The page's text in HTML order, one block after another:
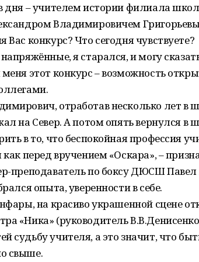
дня – учителем истории филиала
Владимировичем
конкурс? Что сегодня чувствуете?
я старался, и могу
этот конкурс – возможность
отработав несколько лет в
на Север. А потом опять вернулся в
в то, что беспокойная профессия
как перед вручением «Оскара», –
преподаватель по боксу ДЮСШ
опыта, уверенности в себе.
на красиво украшенной сцене
«Ника» (руководитель
судьбу учителя, а это значит, что
свыше.